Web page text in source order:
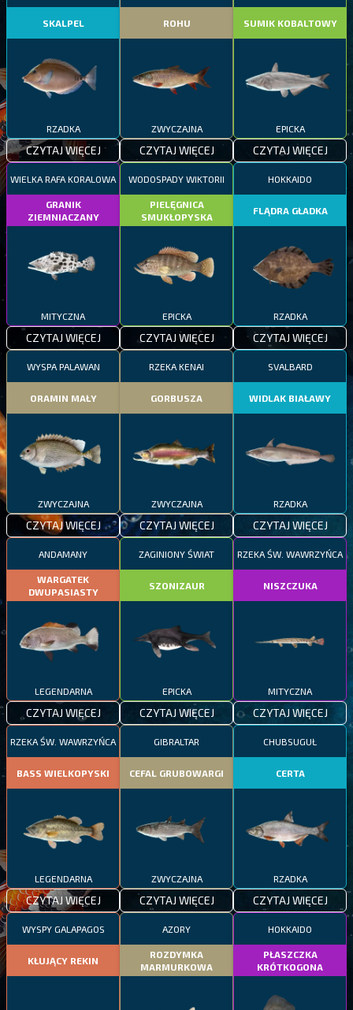
SKALPEL
RZADKA
CZYTAJ WIĘCEJ
ROHU
ZWYCZAJNA
CZYTAJ WIĘCEJ
SUMIK KOBALTOWY
EPICKA
CZYTAJ WIĘCEJ
WIELKA RAFA KORALOWA
GRANIK
ZIEMNIACZANY
MITYCZNA
CZYTAJ WIĘCEJ
WODOSPADY WIKTORII
PIELĘGNICA
SMUKŁOPYSKA
EPICKA
CZYTAJ WIĘCEJ
HOKKAIDO
FLĄDRA GŁADKA
RZADKA
CZYTAJ WIĘCEJ
WYSPA PALAWAN
ORAMIN MAŁY
ZWYCZAJNA
CZYTAJ WIĘCEJ
RZEKA KENAI
GORBUSZA
ZWYCZAJNA
CZYTAJ WIĘCEJ
SVALBARD
WIDLAK BIAŁAWY
RZADKA
CZYTAJ WIĘCEJ
ANDAMANY
WARGATEK
DWUPASIASTY
LEGENDARNA
CZYTAJ WIĘCEJ
ZAGINIONY ŚWIAT
SZONIZAUR
EPICKA
CZYTAJ WIĘCEJ
RZEKA ŚW. WAWRZYŃCA
NISZCZUKA
MITYCZNA
CZYTAJ WIĘCEJ
RZEKA ŚW. WAWRZYŃCA
BASS WIELKOPYSKI
LEGENDARNA
CZYTAJ WIĘCEJ
GIBRALTAR
CEFAL GRUBOWARGI
ZWYCZAJNA
CZYTAJ WIĘCEJ
CHUBSUGUŁ
CERTA
RZADKA
CZYTAJ WIĘCEJ
WYSPY GALAPAGOS
KŁUJĄCY REKIN
AZORY
ROZDYMKA
MARMURKOWA
HOKKAIDO
PŁASZCZKA
KRÓTKOGONA